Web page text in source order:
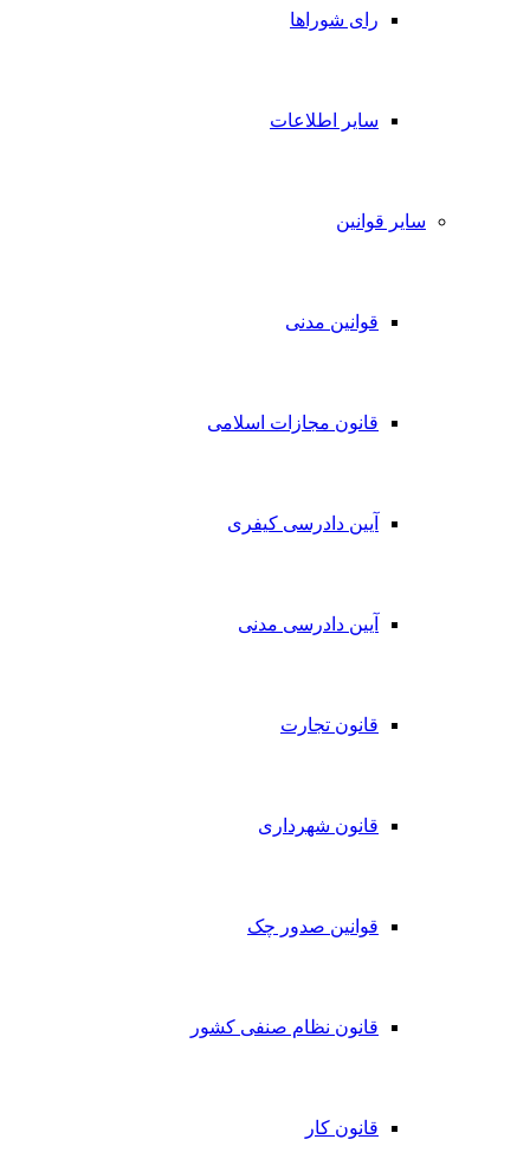
رای شوراها
سایر اطلاعات
سایر قوانین
قوانین مدنی
قانون مجازات اسلامی
آیین دادرسی کیفری
آیین دادرسی مدنی
قانون تجارت
قانون شهرداری
قوانین صدور چک
قانون نظام صنفی کشور
قانون کار